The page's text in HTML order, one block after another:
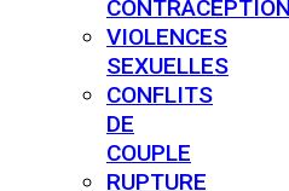
CONTRACEPTION
VIOLENCES
SEXUELLES
CONFLITS
DE
COUPLE
RUPTURE